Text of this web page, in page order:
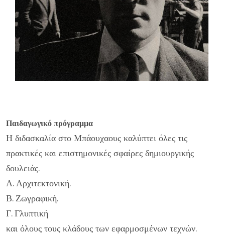
Παιδαγωγικό πρόγραμμα
Η διδασκαλία στο Μπάουχαους καλύπτει όλες τις
πρακτικές και επιστημονικές σφαίρες δημιουργικής
δουλειάς.
Α. Αρχιτεκτονική.
Β. Ζωγραφική.
Γ. Γλυπτική
και όλους τους κλάδους των εφαρμοσμένων τεχνών.